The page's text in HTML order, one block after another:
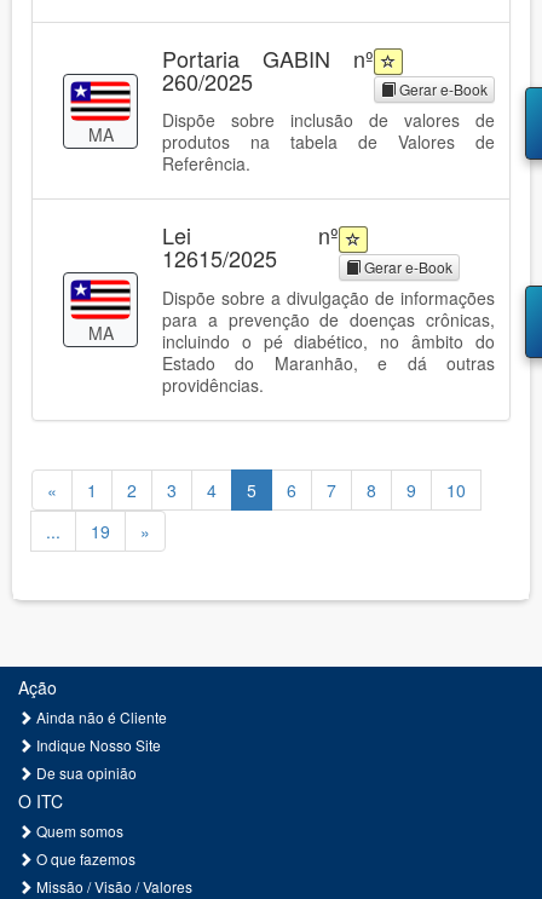
MA
Portaria GABIN nº
260/2025 Gerar e-Book
Dispõe sobre inclusão de valores de
produtos na tabela de Valores de
Referência.
MA
Lei nº
12615/2025 Gerar e-Book
Dispõe sobre a divulgação de informações
para a prevenção de doenças crônicas,
incluindo o pé diabético, no âmbito do
Estado do Maranhão, e dá outras
providências.
« 1 2 3 4 5 6 7 8 9
10
...
19 »
Ação
Ainda não é Cliente
Indique Nosso Site
De sua opinião
O ITC
Quem somos
O que fazemos
Missão / Visão / Valores